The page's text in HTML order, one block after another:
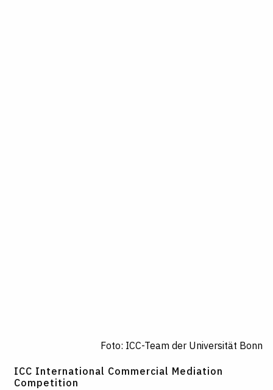
Foto: ICC-Team der Universität Bonn
ICC International Commercial Mediation
Competition